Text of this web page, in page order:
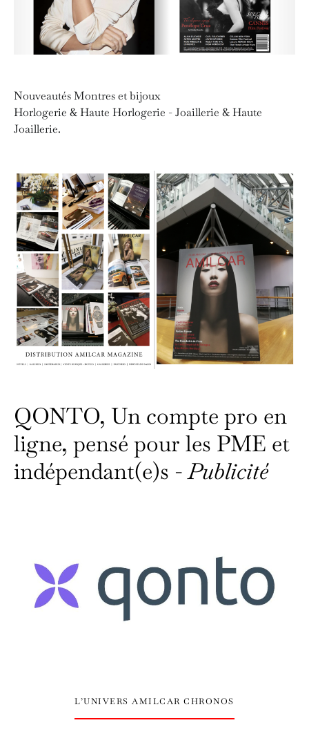
Nouveautés Montres et bijoux
Horlogerie & Haute Horlogerie - Joaillerie & Haute
Joaillerie.
QONTO, Un compte pro en
ligne, pensé pour les PME et
indépendant(e)s -Publicité
L’UNIVERS AMILCAR CHRONOS